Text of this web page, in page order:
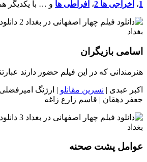
1، اخراجی ها 2 ، افراطی ها و … با یکدیگر
اسامی بازیگران
هنرمندانی که در این فیلم حضور دارند
اکبر عبدی | نسرین مقانلو | ارژنگ
جعفر دهقان | قاسم زارع زاغه
عوامل پشت صحنه